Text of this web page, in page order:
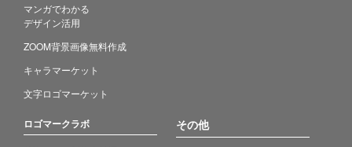
マンガでわかる
デザイン活用
ZOOM背景画像無料作成
キャラマーケット
文字ロゴマーケット
ロゴマークラボ その他